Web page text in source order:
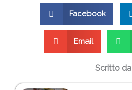
Facebook
Email
Scritto da